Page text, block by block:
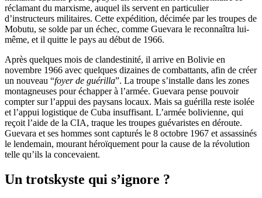
réclamant du marxisme, auquel ils servent en particulier
d’instructeurs militaires. Cette expédition, décimée par les troupes de
Mobutu, se solde par un échec, comme Guevara le reconnaîtra lui-
même, et il quitte le pays au début de 1966.
Après quelques mois de clandestinité, il arrive en Bolivie en
novembre 1966 avec quelques dizaines de combattants, afin de créer
un nouveau “foyer de guérilla”. La troupe s’installe dans les zones
montagneuses pour échapper à l’armée. Guevara pense pouvoir
compter sur l’appui des paysans locaux. Mais sa guérilla reste isolée
et l’appui logistique de Cuba insuffisant. L’armée bolivienne, qui
reçoit l’aide de la CIA, traque les troupes guévaristes en déroute.
Guevara et ses hommes sont capturés le 8 octobre 1967 et assassinés
le lendemain, mourant héroïquement pour la cause de la révolution
telle qu’ils la concevaient.
Un trotskyste qui s’ignore ?